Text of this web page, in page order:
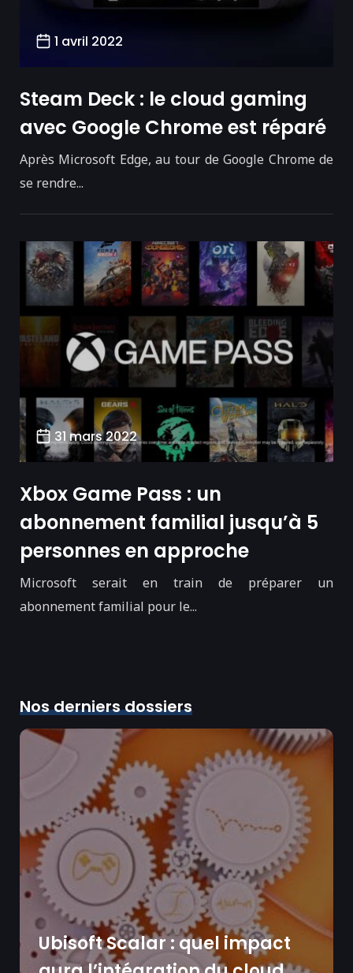
1 avril 2022
Steam Deck : le cloud gaming
avec Google Chrome est réparé
Après Microsoft Edge, au tour de Google Chrome de
se rendre...
31 mars 2022
Xbox Game Pass : un
abonnement familial jusqu’à 5
personnes en approche
Microsoft serait en train de préparer un
abonnement familial pour le...
Nos derniers dossiers
Ubisoft Scalar : quel impact